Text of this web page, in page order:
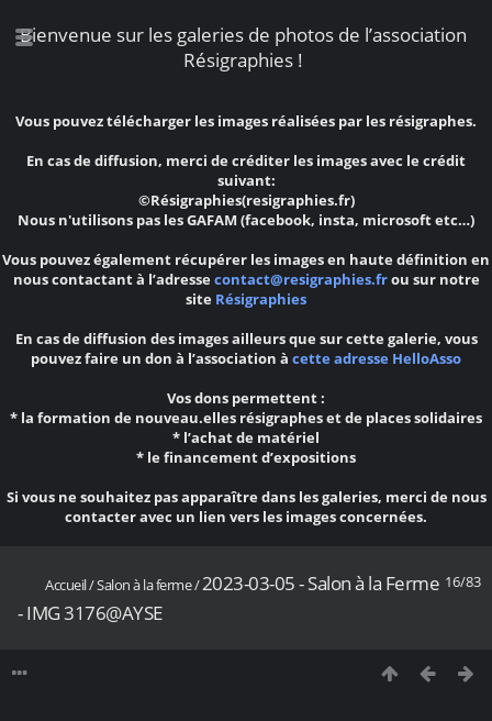
Bienvenue sur les galeries de photos de l’association
Résigraphies !
Vous pouvez télécharger les images réalisées par les résigraphes.
En cas de diffusion, merci de créditer les images avec le crédit
suivant:
©Résigraphies(resigraphies.fr)
Nous n'utilisons pas les GAFAM (facebook, insta, microsoft etc…)
Vous pouvez également récupérer les images en haute définition en
nous contactant à l’adresse contact@resigraphies.frou sur notre
site Résigraphies
En cas de diffusion des images ailleurs que sur cette galerie, vous
pouvez faire un don à l’association à cette adresse HelloAsso
Vos dons permettent :
* la formation de nouveau.elles résigraphes et de places solidaires
* l’achat de matériel
* le financement d’expositions
Si vous ne souhaitez pas apparaître dans les galeries, merci de nous
contacter avec un lien vers les images concernées.
16/83
Accueil/Salon à la ferme/2023-03-05 - Salon à la Ferme
- IMG 3176@AYSE